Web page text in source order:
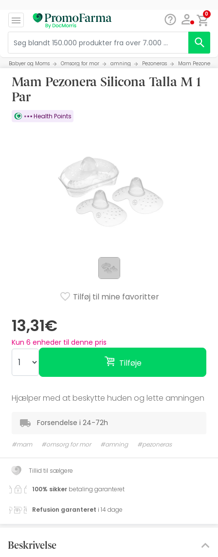
0
Babyer og Moms Omsorg for mor amning Pezoneras Mam Pezonera
Mam Pezonera Silicona Talla M 1
Par
Health Points
13,31€
Kun 6 enheder til denne pris
Tilføje
Tilføj til mine favoritter
Hjælper med at beskytte huden og lette amningen
Forsendelse i 24-72h
#mam #omsorg for mor #amning #pezoneras
Tillid til sælgere
100% sikker betaling garanteret
Refusion garanteret i 14 dage
Beskrivelse